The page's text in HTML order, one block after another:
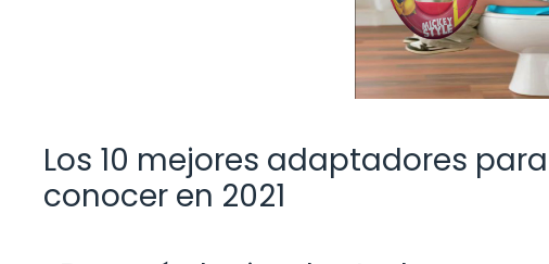
Los 10 mejores adaptadores
conocer en 2021